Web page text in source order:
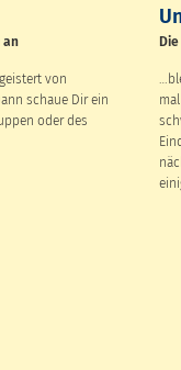
an
von
schaue Dir ein
oder des